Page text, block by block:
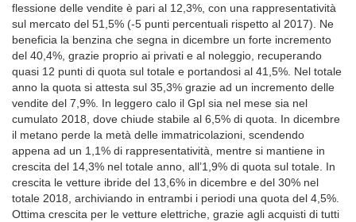
flessione delle vendite è pari al 12,3%, con una rappresentatività
sul mercato del 51,5% (-5 punti percentuali rispetto al 2017). Ne
beneficia la benzina che segna in dicembre un forte incremento
del 40,4%, grazie proprio ai privati e al noleggio, recuperando
quasi 12 punti di quota sul totale e portandosi al 41,5%. Nel totale
anno la quota si attesta sul 35,3% grazie ad un incremento delle
vendite del 7,9%. In leggero calo il Gpl sia nel mese sia nel
cumulato 2018, dove chiude stabile al 6,5% di quota. In dicembre
il metano perde la metà delle immatricolazioni, scendendo
appena ad un 1,1% di rappresentatività, mentre si mantiene in
crescita del 14,3% nel totale anno, all’1,9% di quota sul totale. In
crescita le vetture ibride del 13,6% in dicembre e del 30% nel
totale 2018, archiviando in entrambi i periodi una quota del 4,5%.
Ottima crescita per le vetture elettriche, grazie agli acquisti di tutti